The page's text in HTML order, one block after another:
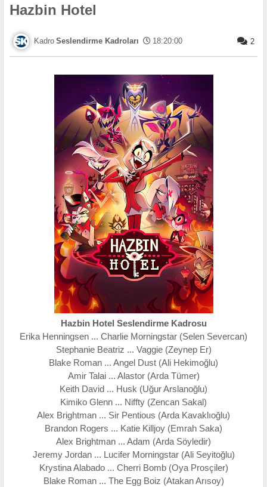
Hazbin Hotel
Seslendirme Kadroları 18:20:00 2
Hazbin Hotel Seslendirme Kadrosu
Erika Henningsen ... Charlie Morningstar (Selen Severcan)
Stephanie Beatriz ... Vaggie (Zeynep Er)
Blake Roman ... Angel Dust (Ali Hekimoğlu)
Amir Talai ... Alastor (Arda Tümer)
Keith David ... Husk (Uğur Arslanoğlu)
Kimiko Glenn ... Niffty (Zencan Sakal)
Alex Brightman ... Sir Pentious (Arda Kavaklıoğlu)
Brandon Rogers ... Katie Killjoy (Emrah Saka)
Alex Brightman ... Adam (Arda Söyledir)
Jeremy Jordan ... Lucifer Morningstar (Ali Seyitoğlu)
Krystina Alabado ... Cherri Bomb (Oya Prosçiler)
Blake Roman ... The Egg Boiz (Atakan Arısoy)